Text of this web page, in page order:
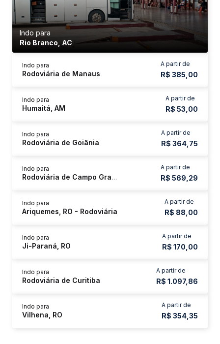
Indo para
Rio Branco, AC
A partir de
R$ 385,00
Indo para
Rodoviária de Manaus
A partir de
R$ 53,00
Indo para
Humaitá, AM
A partir de
R$ 364,75
Indo para
Rodoviária de Goiânia
A partir de
R$ 569,29
Indo para
Rodoviária de Campo Grande
A partir de
R$ 88,00
Indo para
Ariquemes, RO - Rodoviária
A partir de
R$ 170,00
Indo para
Ji-Paraná, RO
A partir de
R$ 1.097,86
Indo para
Rodoviária de Curitiba
A partir de
R$ 354,35
Indo para
Vilhena, RO